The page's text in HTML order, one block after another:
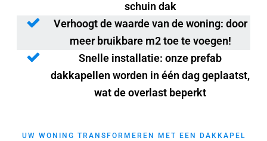
schuin dak
Verhoogt de waarde van de woning: door
meer bruikbare m2 toe te voegen!
Snelle installatie: onze prefab
dakkapellen worden in één dag geplaatst,
wat de overlast beperkt
UW WONING TRANSFORMEREN MET EEN DAKKAPEL